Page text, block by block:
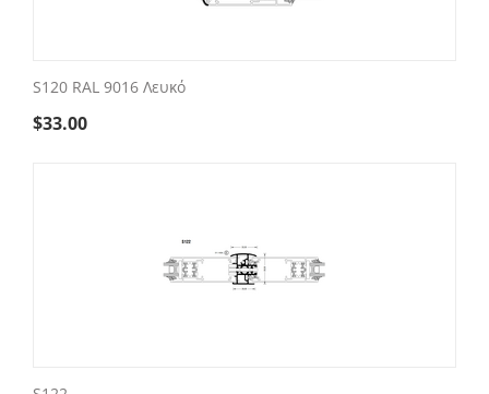
S120 RAL 9016 Λευκό
$33.00